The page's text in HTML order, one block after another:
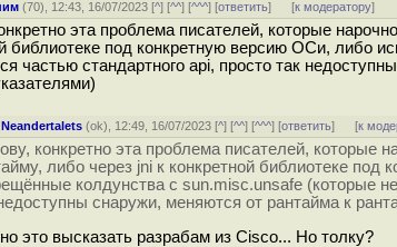
(70), 12:43, 16/07/2023 [^] [^^] [^^^] [ответить] [к модератору]
эта проблема писателей, которые
библиотеке под конкретную версию ОСи, либо
частью стандартного api, просто так
,Neandertalets (ok), 12:49, 16/07/2023 [^] [^^] [^^^] [ответить] [к
конкретно эта проблема писателей, которые
либо через jni к конкретной библиотеке
колдунства с sun.misc.unsafe (которые
снаружи, меняются от рантайма к
это высказать разрабам из Cisco... Но толку?